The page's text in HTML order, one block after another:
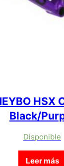
HSX
Black/
Disponible
Leer más